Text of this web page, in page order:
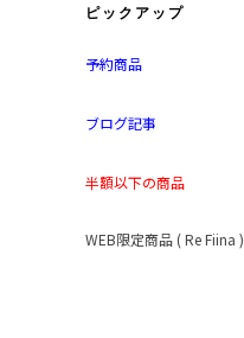
ピックアップ
予約商品
ブログ記事
半額以下の商品
WEB限定商品 ( Re Fiina )